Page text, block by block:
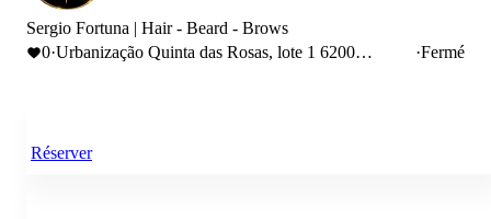
Sergio Fortuna | Hair - Beard - Brows
0·Urbanização Quinta das Rosas, lote 1 6200
·Fermé
Réserver